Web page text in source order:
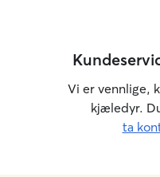
Vi er vennlige,
kjæledyr.
ta